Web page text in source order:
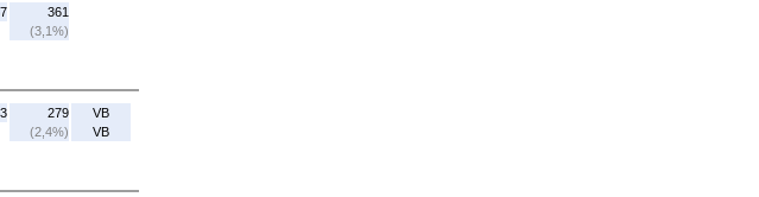
361
(3,1%)
279
(2,4%)
VB
VB